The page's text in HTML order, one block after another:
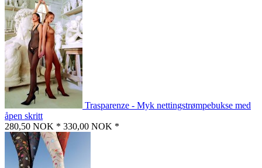
Trasparenze - Myk nettingstrømpebukse med
åpen skritt
280,50 NOK * 330,00 NOK *